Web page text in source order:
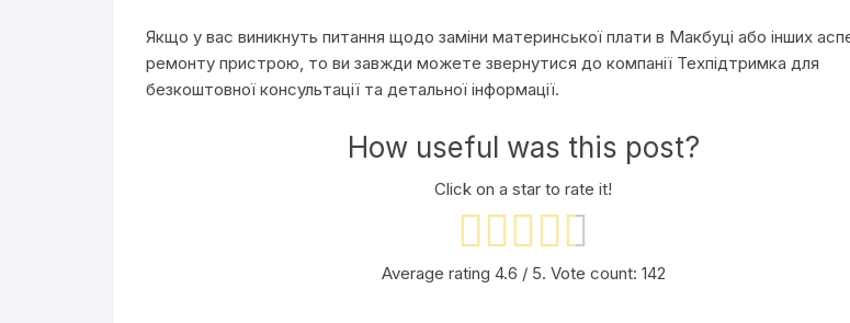
Якщо у вас виникнуть питання щодо заміни материнської плати в Макбуці або інших
ремонту пристрою, то ви завжди можете звернутися до компанії Техпідтримка для
безкоштовної консультації та детальної інформації.
How useful was this post?
Click on a star to rate it!
Average rating 4.6 / 5. Vote count: 142